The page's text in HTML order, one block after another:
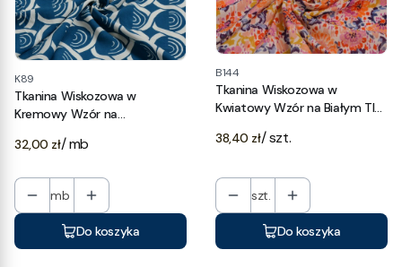
K89
Tkanina Wiskozowa w
Kremowy Wzór na
Cena
32,00 zł/ mb
mb
Do koszyka
B144
Tkanina Wiskozowa w
Kwiatowy Wzór na Białym Tle,
Cena
38,40 zł/ szt.
szt.
Do koszyka